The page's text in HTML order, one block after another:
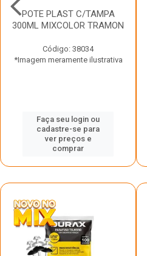
POTE PLAST C/TAMPA
300ML MIXCOLOR TRAMON
Código: 38034
*Imagem meramente ilustrativa
Faça seu login ou
cadastre-se para
ver preços e
comprar